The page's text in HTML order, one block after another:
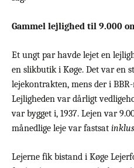
Gammel lejlighed til 9.000
Et ungt par havde lejet en
en slikbutik i Køge. Det var en
lejekontrakten, mens der i
Lejligheden var dårligt
var bygget i, 1937. Lejen var
månedlige leje var fastsat
Lejerne fik bistand i Køge